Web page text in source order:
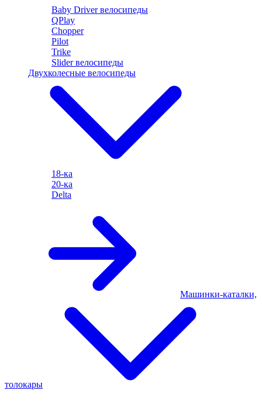
Baby Driver велосипеды
QPlay
Chopper
Pilot
Trike
Slider велосипеды
Двухколесные велосипеды
18-ка
20-ка
Delta
Машинки-каталки,
толокары